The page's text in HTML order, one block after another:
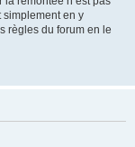
simplement en y
règles du forum en le